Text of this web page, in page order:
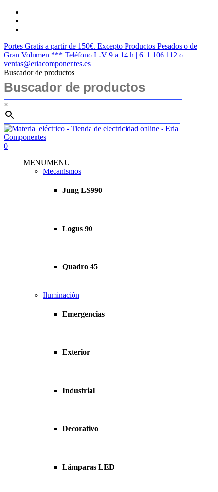
Saltar
contenido
Portes Gratis a partir de 150€. Excepto Productos Pesados o de
Gran Volumen *** Teléfono L-V 9 a 14 h | 611 106 112 o
ventas@eriacomponentes.es
Buscador de productos
×
Cerrar
búsqueda
buscar
account
0
MENUMENU
Mecanismos
Jung LS990
Logus 90
Quadro 45
Iluminación
Emergencias
Exterior
Industrial
Decorativo
Lámparas LED